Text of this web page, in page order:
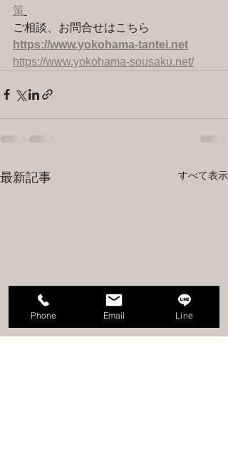
策
ご相談、お問合せはこちら
https://www.yokohama-tantei.net
https://www.yokohama-sousaku.net/
最新記事 すべて表示
Phone Email Line